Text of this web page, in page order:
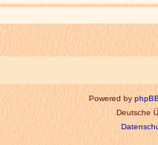
Powered byphpBB
Deutsche